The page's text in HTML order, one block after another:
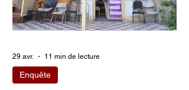
(ONG) qui se retrouvent en première ligne
pour accompagner les survivantes.
Enquête
29 avr. 11 min de lecture